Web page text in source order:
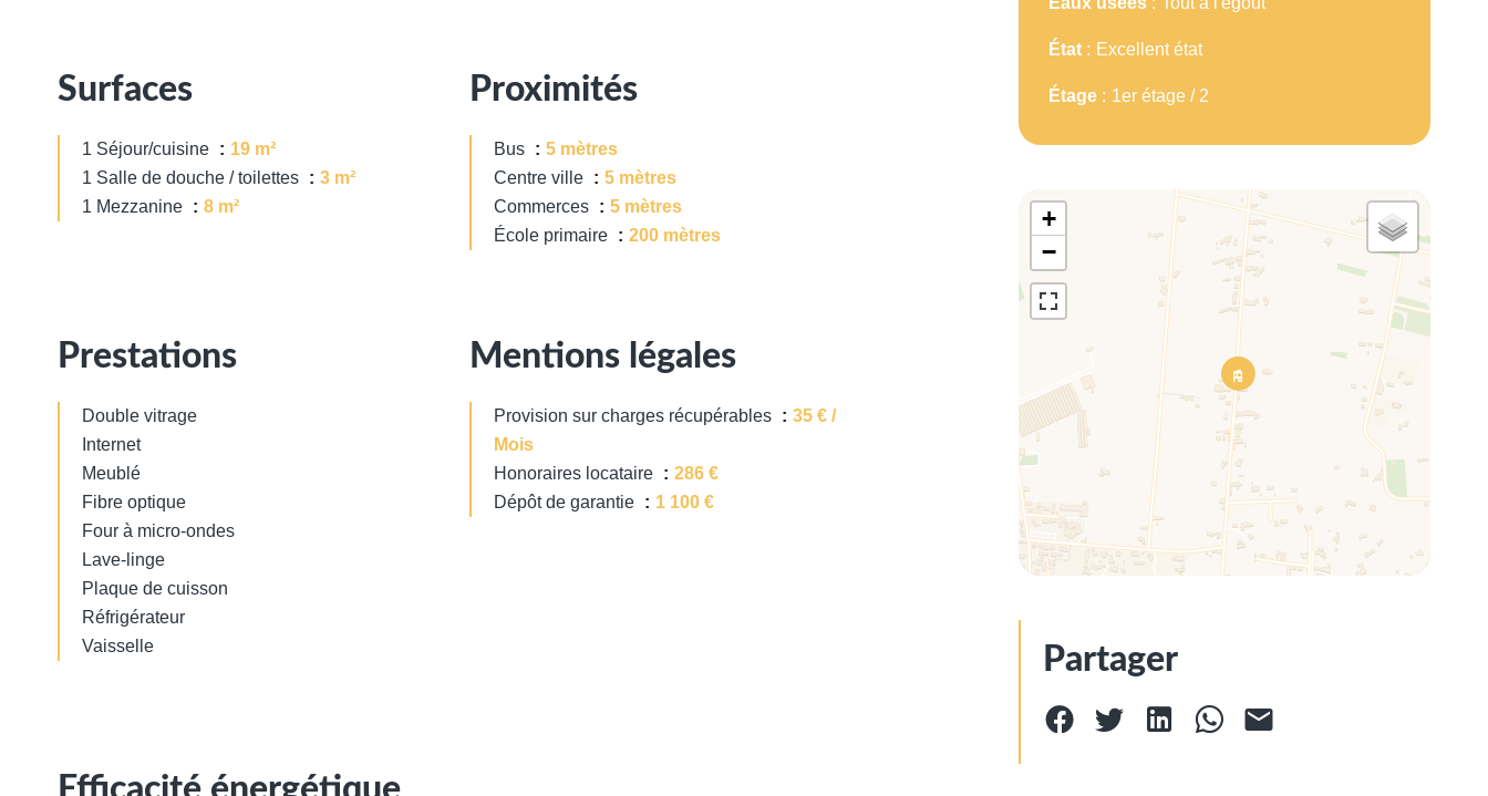
Surfaces
1 Séjour/cuisine
19 m²
1 Salle de douche / toilettes
3 m²
1 Mezzanine
8 m²
Proximités
Bus
5 mètres
Centre ville
5 mètres
Commerces
5 mètres
École primaire
200 mètres
Prestations
Double vitrage
Internet
Meublé
Fibre optique
Four à micro-ondes
Lave-linge
Plaque de cuisson
Réfrigérateur
Vaisselle
Mentions légales
Provision sur charges récupérables
35 € /
Mois
Honoraires locataire
286 €
Dépôt de garantie
1 100 €
État Excellent état
Étage 1er étage / 2
+
−
Partager